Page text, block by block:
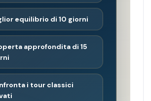
equilibrio di 10 giorni
approfondita di 15
i tour classici